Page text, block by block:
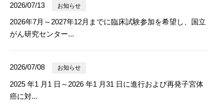
2026/07/13 お知らせ
2026年7月～2027年12月までに臨床試験参加を希望し、国立
がん研究センター...
2026/07/08 お知らせ
2025 年1 月1 日～2026 年1 月31 日に進行および再発子宮体
癌に対...